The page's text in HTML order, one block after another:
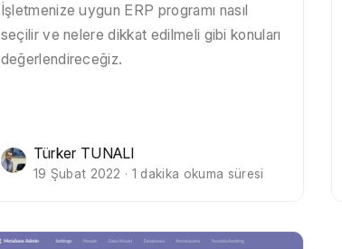
İşletmenize uygun ERP programı nasıl
seçilir ve nelere dikkat edilmeli gibi konuları
değerlendireceğiz.
Türker TUNALI
19 Şubat 2022 · 1 dakika okuma süresi